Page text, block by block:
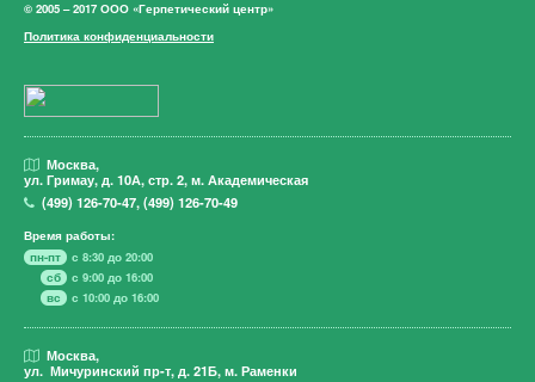
© 2005 – 2017 ООО «Герпетический центр»
Политика конфиденциальности
Москва,
ул. Гримау, д. 10А, стр. 2, м. Академическая
(499)126-70-47,(499)126-70-49
Время работы:
пн-пт
с 8:30 до 20:00
сб
с 9:00 до 16:00
вс
с 10:00 до 16:00
Москва,
ул. Мичуринский пр-т, д. 21Б, м. Раменки